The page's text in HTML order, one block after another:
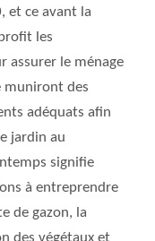
et ce avant la
les
assurer le ménage
muniront des
adéquats afin
jardin au
signifie
à entreprendre
de gazon, la
des végétaux et